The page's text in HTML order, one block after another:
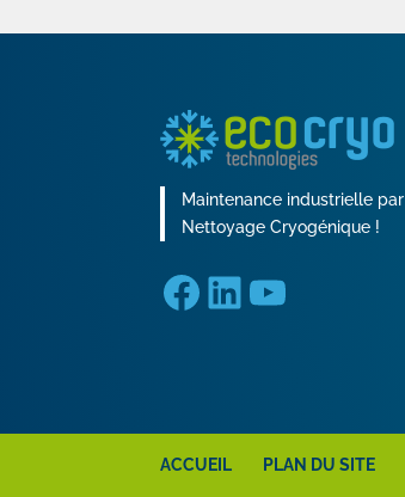
Maintenance industrielle par
Nettoyage Cryogénique !
Facebook
LinkedIn
YouTube
ACCUEIL PLAN DU SITE